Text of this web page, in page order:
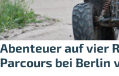
Abenteuer auf vier
Parcours bei Berlin